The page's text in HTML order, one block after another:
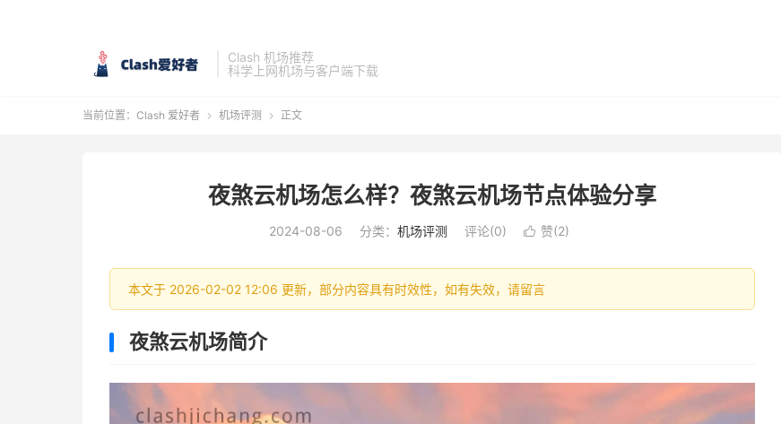
Clash 机场推荐
科学上网机场与客户端下载
当前位置： Clash 爱好者  机场评测  正文
夜煞云机场怎么样？夜煞云机场节点体验分享
2024-08-06 分类： 机场评测 评论(0)  赞(2)
本文于 2026-02-02 12:06 更新，部分内容具有时效性，如有失效，请留言
夜煞云机场简介